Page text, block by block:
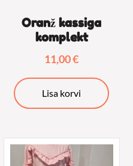
Oranž kassiga
komplekt
11,00€
Lisa korvi